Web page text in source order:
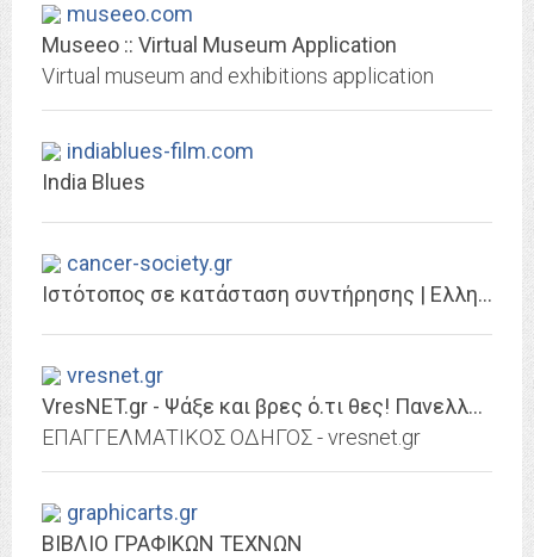
museeo.com
Museeo :: Virtual Museum Application
Virtual museum and exhibitions application
indiablues-film.com
India Blues
cancer-society.gr
Ιστότοπος σε κατάσταση συντήρησης | Ελληνική Αντικαρκινική Εταιρεία
vresnet.gr
VresNET.gr - Ψάξε και βρες ό.τι θες! Πανελλήνιος επαγγελματικός οδηγός Ελλάδας
ΕΠΑΓΓΕΛΜΑΤΙΚΟΣ ΟΔΗΓΟΣ - vresnet.gr
graphicarts.gr
ΒΙΒΛΙΟ ΓΡΑΦΙΚΩΝ ΤΕΧΝΩΝ